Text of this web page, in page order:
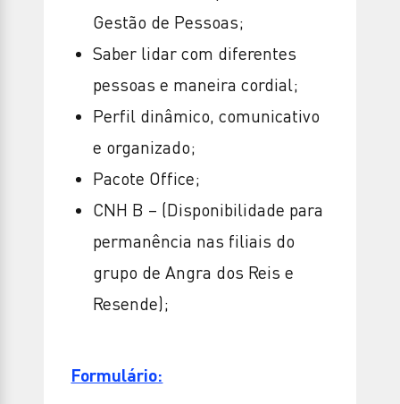
Gestão de Pessoas;
Saber lidar com diferentes
pessoas e maneira cordial;
Perfil dinâmico, comunicativo
e organizado;
Pacote Office;
CNH B – (Disponibilidade para
permanência nas filiais do
grupo de Angra dos Reis e
Resende);
Formulário: